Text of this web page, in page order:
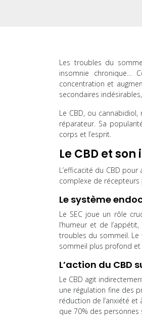
Les troubles du
insomnie chronique…
concentration et
secondaires
Le CBD, ou
réparateur. Sa
corps et l’esprit.
Le CBD et
L’efficacité du CBD
complexe de récepteurs
Le système
Le SEC joue un rôle
l’humeur et de
troubles du sommeil. Le
sommeil plus profond
L’action du CBD
Le CBD agit
une régulation fine des
réduction de l’anxiété
que 70% des